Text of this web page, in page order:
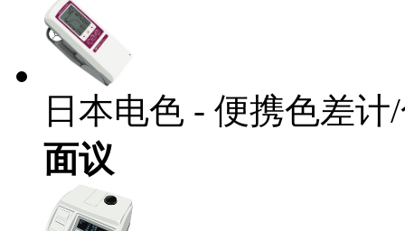
日本电色 - 便携色差计
面议